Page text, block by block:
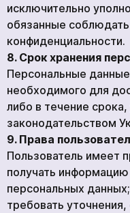
исключительно
обязанные
конфиденциальности.
8. Срок хранения
Персональные
необходимого для
либо в течение
законодательством
9. Права
Пользователь имеет
получать
персональных данных;
требовать